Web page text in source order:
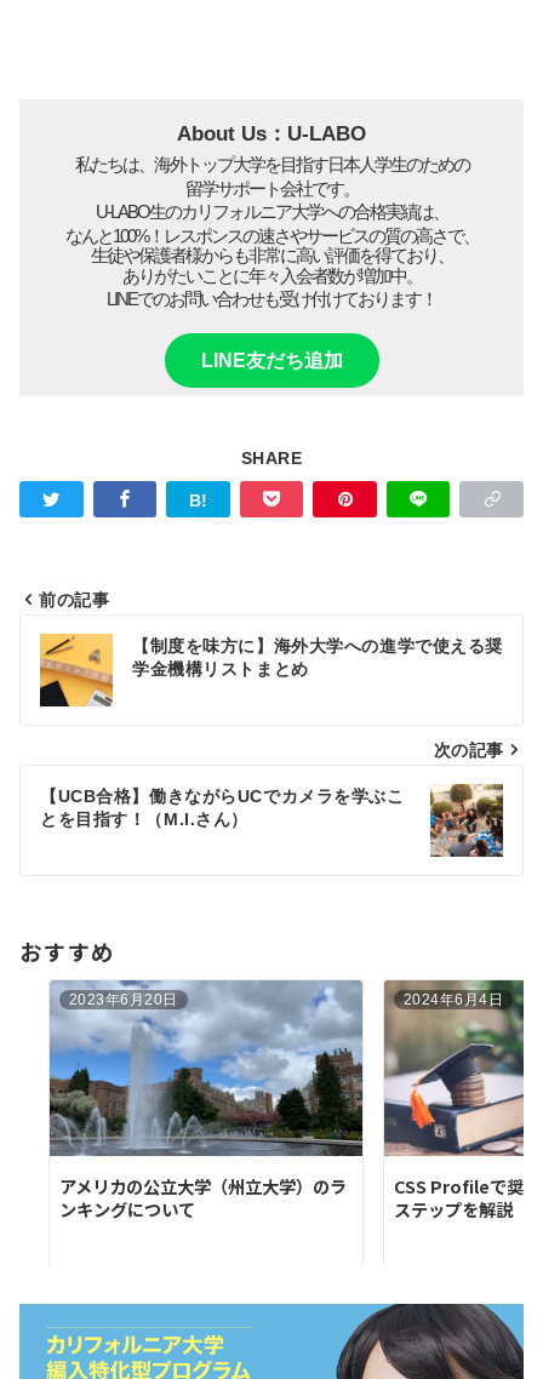
About Us：U-LABO
私たちは、海外トップ大学を目指す日本人学生のための
留学サポート会社です。
U-LABO生のカリフォルニア大学への合格実績は、
なんと100%！レスポンスの速さやサービスの質の高さで、
生徒や保護者様からも非常に高い評価を得ており、
ありがたいことに年々入会者数が増加中。
LINEでのお問い合わせも受け付けております！
LINE友だち追加
SHARE
投
稿
ナ
ビ
シ
ン
前の記事
【制度を味方に】海外大学への進学で使える奨
学金機構リストまとめ
次の記事
【UCB合格】働きながらUCでカメラを学ぶこ
とを目指す！（M.I.さん）
おすすめ
2023年6月20日
アメリカの公立大学（州立大学）のラ
ンキングについて
2024年6月4日
CSS Profileで奨
ステップを解説